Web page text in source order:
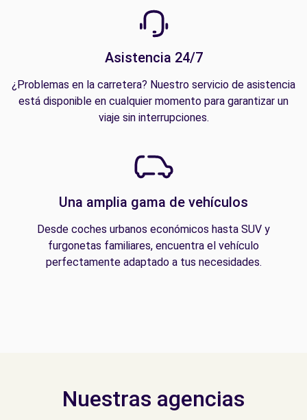
Asistencia 24/7
¿Problemas en la carretera? Nuestro servicio de asistencia
está disponible en cualquier momento para garantizar un
viaje sin interrupciones.
Una amplia gama de vehículos
Desde coches urbanos económicos hasta SUV y
furgonetas familiares, encuentra el vehículo
perfectamente adaptado a tus necesidades.
Nuestras agencias